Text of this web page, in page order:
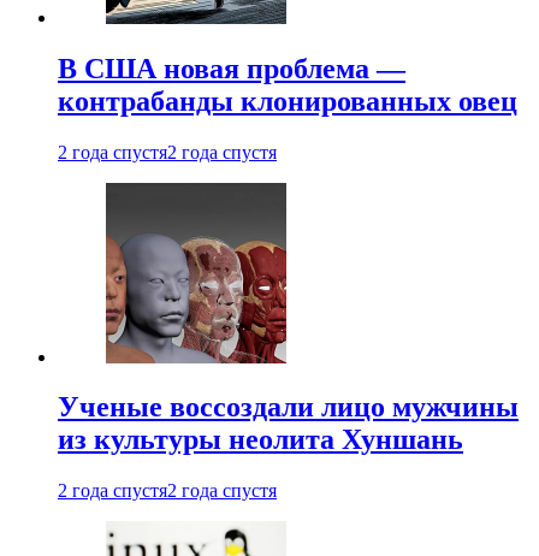
В США новая проблема —
контрабанды клонированных овец
2 года спустя2 года спустя
Ученые воссоздали лицо мужчины
из культуры неолита Хуншань
2 года спустя2 года спустя